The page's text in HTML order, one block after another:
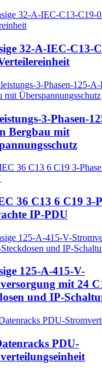
32-A-IEC-C13-
3-Phasen-
Bergbau mit
36 C13 6 C19 3-
IP-PDU
125-A-415-V-
mit 24
und IP-
PDU-